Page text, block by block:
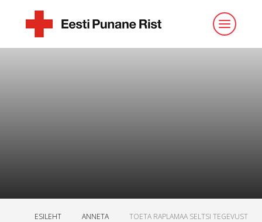
ESILEHT ANNETA TOETA RAPLAMAA SELTSI TEGEVUST